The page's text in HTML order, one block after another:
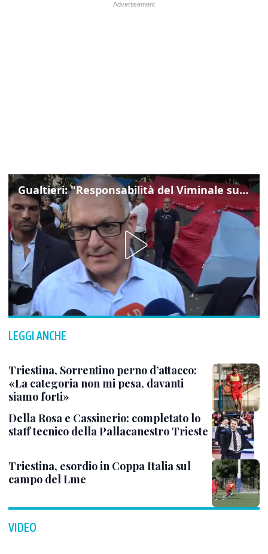
Gualtieri: "Responsabilità del Viminale su Spin Time? La posizione dei partiti è nota"
LEGGI ANCHE
Triestina, Sorrentino perno d’attacco:
«La categoria non mi pesa, davanti
siamo forti»
Della Rosa e Cassinerio: completato lo
staff tecnico della Pallacanestro Trieste
Triestina, esordio in Coppa Italia sul
campo del Lme
VIDEO